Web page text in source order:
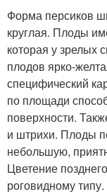
Форма персиков
круглая. Плоды
которая у зрелых
плодов ярко-
специфический
по площади
поверхности.
и штрихи. Плоды
небольшую,
Цветение
роговидному типу.